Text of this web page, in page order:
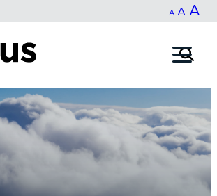
A Decrease
size.
A Reset
size.
A